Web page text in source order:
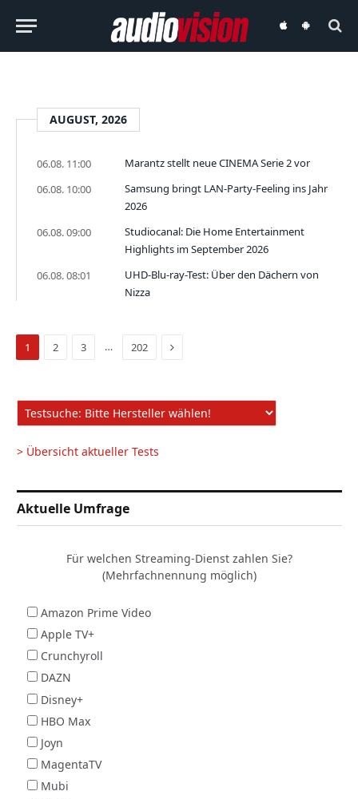
audiovisionaudiovision
AUGUST, 2026
06.08. 11:00
Marantz stellt neue CINEMA Serie 2 vor
06.08. 10:00
Samsung bringt LAN-Party-Feeling ins Jahr
2026
06.08. 09:00
Studiocanal: Die Home Entertainment
Highlights im September 2026
06.08. 08:01
UHD-Blu-ray-Test: Über den Dächern von
Nizza
1 2 3 … 202
Nächste
> Übersicht aktueller Tests
Aktuelle Umfrage
Für welchen Streaming-Dienst zahlen Sie?
(Mehrfachnennung möglich)
Amazon Prime Video
Apple TV+
Crunchyroll
DAZN
Disney+
HBO Max
Joyn
MagentaTV
Mubi